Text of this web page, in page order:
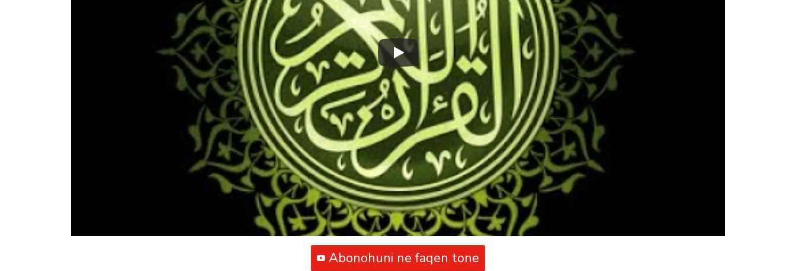
Abonohuni ne faqen tone